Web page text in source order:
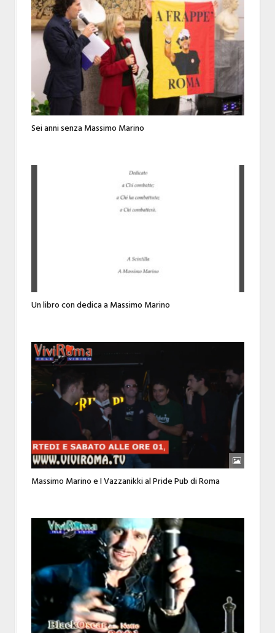
Sei anni senza Massimo Marino
Un libro con dedica a Massimo Marino
Massimo Marino e I Vazzanikki al Pride Pub di Roma